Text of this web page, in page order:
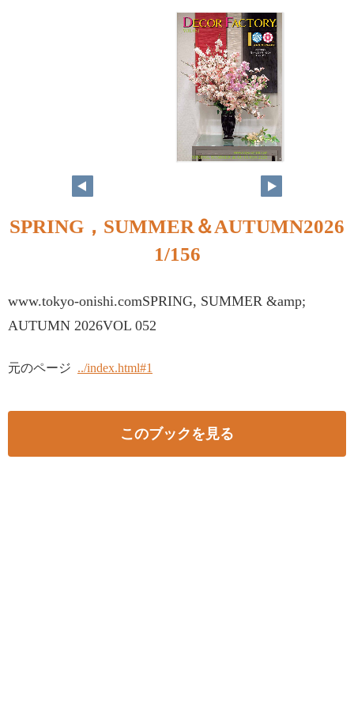
1
SPRING，SUMMER＆AUTUMN2026
1/156
www.tokyo-onishi.comSPRING, SUMMER &amp;
AUTUMN 2026VOL 052
元のページ ../index.html#1
このブックを見る